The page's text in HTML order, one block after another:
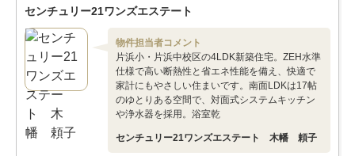
センチュリー21ワンズエステート
物件担当者コメント
片浜小・片浜中校区の4LDK新築住宅。ZEH水準
仕様で高い断熱性と省エネ性能を備え、快適で
家計にもやさしい住まいです。南面LDKは17帖
のゆとりある空間で、対面式システムキッチン
や浄水器を採用。浴室乾
センチュリー21ワンズエステート 木幡 頼子